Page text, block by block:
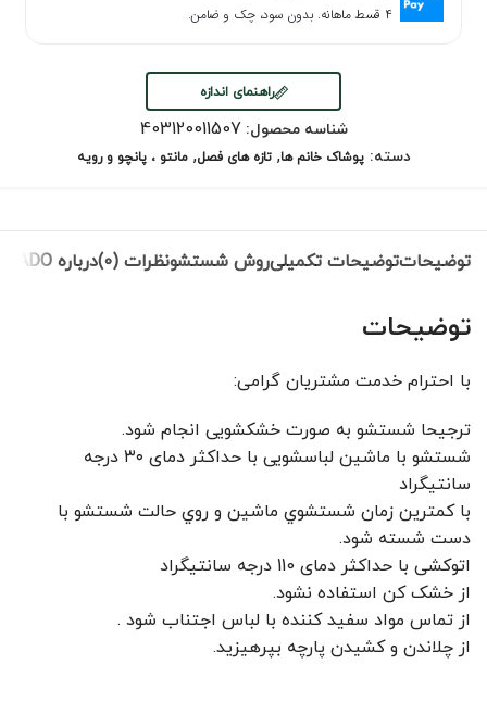
۴ قسط ماهانه. بدون سود، چک و ضامن.
راهنمای اندازه
شناسه محصول:403120011507
دسته: پوشاک خانم ها, تازه های فصل, مانتو ، پانچو و رویه
توضیحاتتوضیحات تکمیلیروش شستشونظرات (0) درباره NEVADO
توضیحات
با احترام خدمت مشتریان گرامی:
ترجیحا شستشو به صورت خشکشویی انجام شود.
شستشو با ماشین لباسشویی با حداکثر دمای ۳۰ درجه
سانتیگراد
با کمترين زمان شستشوي ماشين و روي حالت شستشو با
دست شسته شود.
اتوکشی با حداکثر دمای 110 درجه سانتیگراد
از خشک کن استفاده نشود.
از تماس مواد سفید کننده با لباس اجتناب شود .
از چلاندن و کشيدن پارچه بپرهيزيد.